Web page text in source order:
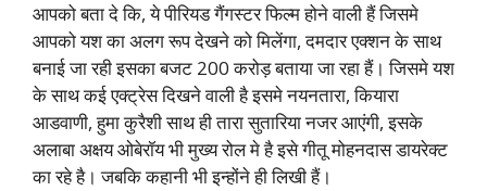
आपको बता दे कि, ये पीरियड गैंगस्टर फिल्म होने वाली हैं जिसमे
आपको यश का अलग रूप देखने को मिलेंगा, दमदार एक्शन के साथ
बनाई जा रही इसका बजट 200 करोड़ बताया जा रहा हैं। जिसमे यश
के साथ कई एक्ट्रेस दिखने वाली है इसमे नयनतारा, कियारा
आडवाणी, हुमा कुरैशी साथ ही तारा सुतारिया नजर आएंगी, इसके
अलाबा अक्षय ओबेरॉय भी मुख्य रोल मे है इसे गीतू मोहनदास डायरेक्ट
का रहे है। जबकि कहानी भी इन्होंने ही लिखी हैं।